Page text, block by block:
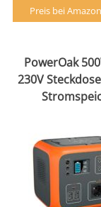
Preis bei
PowerOak
230V